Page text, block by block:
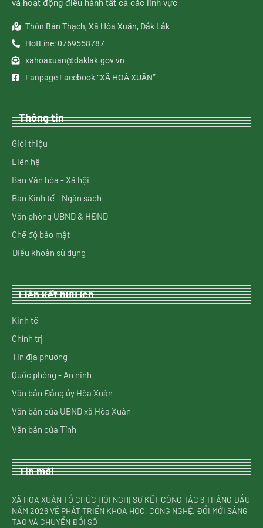
và hoạt động điều hành tất cả các lĩnh vực
Thôn Bàn Thạch, Xã Hòa Xuân, Đắk Lắk
HotLine: 0769558787
xahoaxuan@daklak.gov.vn
Fanpage Facebook “XÃ HOÀ XUÂN”
Thông tin
Giới thiệu
Liên hệ
Ban Văn hóa - Xã hội
Ban Kinh tế - Ngân sách
Văn phòng UBND & HĐND
Chế độ bảo mật
Điều khoản sử dụng
Liên kết hữu ích
Kinh tế
Chính trị
Tin địa phương
Quốc phòng - An ninh
Văn bản Đảng ủy Hòa Xuân
Văn bản của UBND xã Hòa Xuân
Văn bản của Tỉnh
Tin mới
XÃ HÒA XUÂN TỔ CHỨC HỘI NGHỊ SƠ KẾT CÔNG TÁC 6 THÁNG ĐẦU
NĂM 2026 VỀ PHÁT TRIỂN KHOA HỌC, CÔNG NGHỆ, ĐỔI MỚI SÁNG
TẠO VÀ CHUYỂN ĐỔI SỐ